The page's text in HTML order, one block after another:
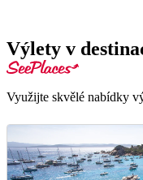
Výlety v
Využijte skvělé nabídky